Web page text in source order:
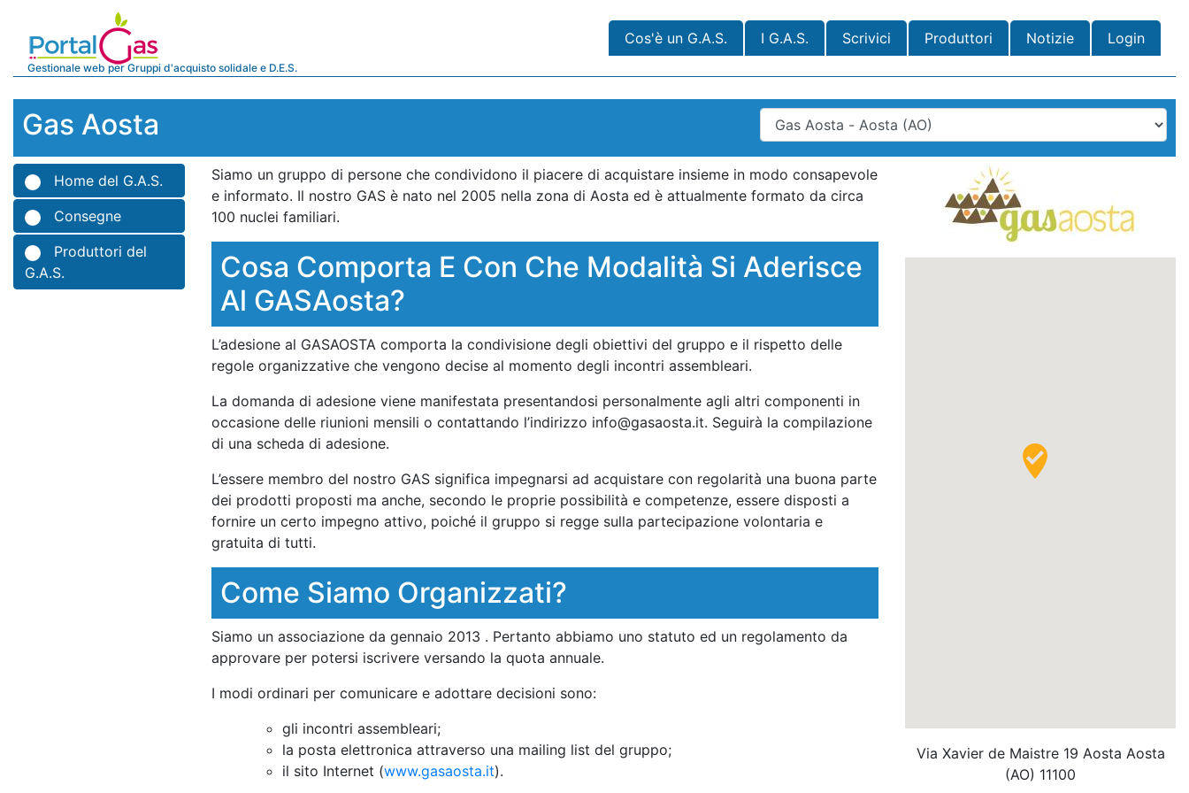
Gestionale web per Gruppi d'acquisto solidale e D.E.S.
Cos'è un G.A.S. I G.A.S. Scrivici Produttori Notizie Login
Gas Aosta
Home del G.A.S.
Consegne
Produttori del
G.A.S.
Siamo un gruppo di persone che condividono il piacere di acquistare insieme in modo consapevole
e informato. Il nostro GAS è nato nel 2005 nella zona di Aosta ed è attualmente formato da circa
100 nuclei familiari.
Cosa Comporta E Con Che Modalità Si Aderisce
Al GASAosta?
L’adesione al GASAOSTA comporta la condivisione degli obiettivi del gruppo e il rispetto delle
regole organizzative che vengono decise al momento degli incontri assembleari.
La domanda di adesione viene manifestata presentandosi personalmente agli altri componenti in
occasione delle riunioni mensili o contattando l’indirizzo info@gasaosta.it. Seguirà la compilazione
di una scheda di adesione.
L’essere membro del nostro GAS significa impegnarsi ad acquistare con regolarità una buona parte
dei prodotti proposti ma anche, secondo le proprie possibilità e competenze, essere disposti a
fornire un certo impegno attivo, poiché il gruppo si regge sulla partecipazione volontaria e
gratuita di tutti.
Come Siamo Organizzati?
Siamo un associazione da gennaio 2013 . Pertanto abbiamo uno statuto ed un regolamento da
approvare per potersi iscrivere versando la quota annuale.
I modi ordinari per comunicare e adottare decisioni sono:
gli incontri assembleari;
la posta elettronica attraverso una mailing list del gruppo;
il sito Internet (www.gasaosta.it).
Via Xavier de Maistre 19 Aosta Aosta
(AO) 11100